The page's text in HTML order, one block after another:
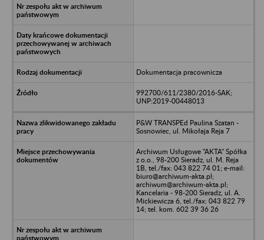
Dokumentacja pracownicza
992700/611/2380/2016-SAK;
UNP:2019-00448013
P&W TRANSPEd Paulina Szatan -
Sosnowiec, ul. Mikołaja Reja 7
Archiwum Usługowe "AKTA" Spółka
z o.o., 98-200 Sieradz, ul. M. Reja
1B, tel./fax: 043 822 74 01; e-mail:
biuro@archiwum-akta.pl;
archiwum@archiwum-akta.pl;
Kancelaria - 98-200 Sieradz, ul. A.
Mickiewicza 6, tel./fax: 043 822 79
14; tel. kom. 602 39 36 26